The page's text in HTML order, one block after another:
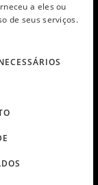
a eles ou
de seus serviços.